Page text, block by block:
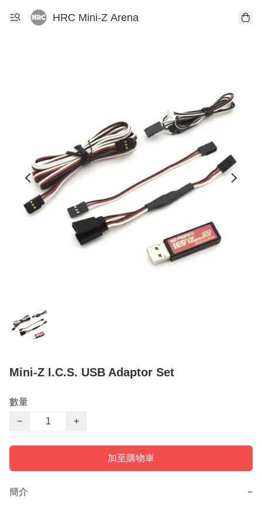
HRC Mini-Z Arena
Mini-Z I.C.S. USB Adaptor Set
數量
−
+
加至購物車
簡介 −